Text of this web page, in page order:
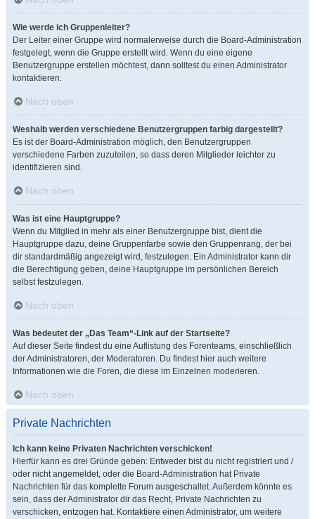
Wie werde ich Gruppenleiter?
Der Leiter einer Gruppe wird normalerweise durch die Board-Administration
festgelegt, wenn die Gruppe erstellt wird. Wenn du eine eigene
Benutzergruppe erstellen möchtest, dann solltest du einen Administrator
kontaktieren.
Nach oben
Weshalb werden verschiedene Benutzergruppen farbig dargestellt?
Es ist der Board-Administration möglich, den Benutzergruppen
verschiedene Farben zuzuteilen, so dass deren Mitglieder leichter zu
identifizieren sind.
Nach oben
Was ist eine Hauptgruppe?
Wenn du Mitglied in mehr als einer Benutzergruppe bist, dient die
Hauptgruppe dazu, deine Gruppenfarbe sowie den Gruppenrang, der bei
dir standardmäßig angezeigt wird, festzulegen. Ein Administrator kann dir
die Berechtigung geben, deine Hauptgruppe im persönlichen Bereich
selbst festzulegen.
Nach oben
Was bedeutet der „Das Team“-Link auf der Startseite?
Auf dieser Seite findest du eine Auflistung des Forenteams, einschließlich
der Administratoren, der Moderatoren. Du findest hier auch weitere
Informationen wie die Foren, die diese im Einzelnen moderieren.
Nach oben
Private Nachrichten
Ich kann keine Privaten Nachrichten verschicken!
Hierfür kann es drei Gründe geben: Entweder bist du nicht registriert und /
oder nicht angemeldet, oder die Board-Administration hat Private
Nachrichten für das komplette Forum ausgeschaltet. Außerdem könnte es
sein, dass der Administrator dir das Recht, Private Nachrichten zu
verschicken, entzogen hat. Kontaktiere einen Administrator, um weitere